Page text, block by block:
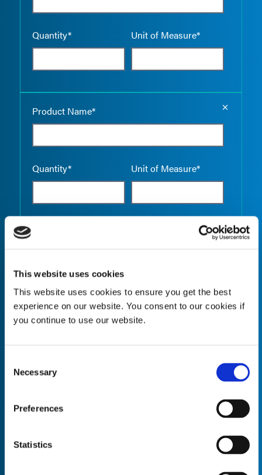
This website uses cookies
This website uses cookies to ensure you get the best
experience on our website. You consent to our cookies if
you continue to use our website.
Selection
Necessary
Preferences
Statistics
Quantity* Unit of Measure*
Product Name*
Quantity* Unit of Measure*
Quantity* Unit of Measure*
Empty
Product Name* Empty